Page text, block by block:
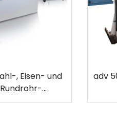
, Eisen- und
mit Planeten-
adv